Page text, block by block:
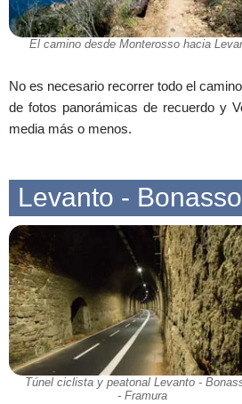
El camino desde Monterosso hacia
No es necesario recorrer todo el
de fotos panorámicas de recuerdo y
media más o menos.
Levanto -
Túnel ciclista y peatonal Levanto -
- Framura